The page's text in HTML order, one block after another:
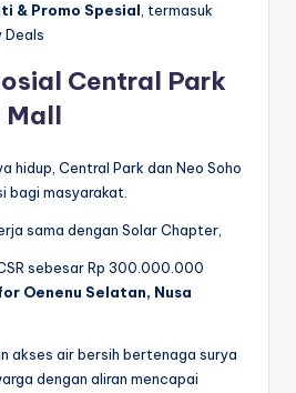
& Promo Spesial , termasuk
Deals
Central Park
Mall
hidup, Central Park dan Neo Soho
bagi masyarakat.
sama dengan Solar Chapter,
sebesar Rp 300.000.000
Oenenu Selatan, Nusa
akses air bersih bertenaga surya
dengan aliran mencapai